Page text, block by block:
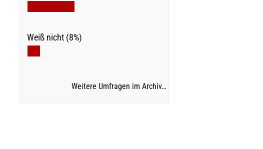
Weiß nicht (8%)
Weitere Umfragen im Archiv…